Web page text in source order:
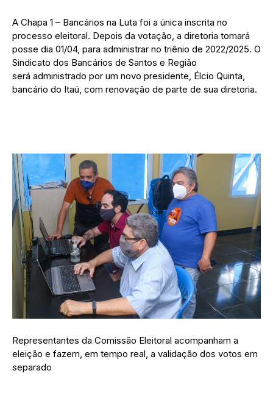
A Chapa 1 – Bancários na Luta foi a única inscrita no
processo eleitoral. Depois da votação, a diretoria tomará
posse dia 01/04, para administrar no triênio de 2022/2025. O
Sindicato dos Bancários de Santos e Região
será administrado por um novo presidente, Élcio Quinta,
bancário do Itaú, com renovação de parte de sua diretoria.
Representantes da Comissão Eleitoral acompanham a
eleição e fazem, em tempo real, a validação dos votos em
separado